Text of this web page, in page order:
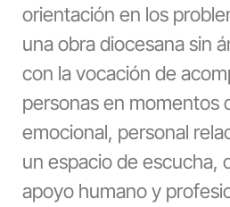
orientación en los
una obra diocesana sin
con la vocación de
personas en momentos
emocional, personal
un espacio de escucha,
apoyo humano y